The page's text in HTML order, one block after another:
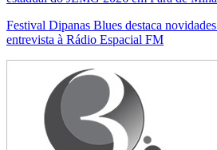
Festival Dipanas Blues destaca
entrevista à Rádio Espacial FM